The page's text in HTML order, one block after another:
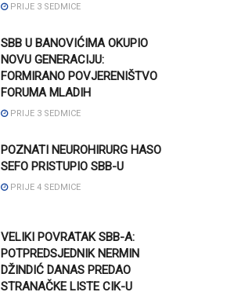
PRIJE 3 SEDMICE
SBB U BANOVIĆIMA OKUPIO
NOVU GENERACIJU:
FORMIRANO POVJERENIŠTVO
FORUMA MLADIH
PRIJE 3 SEDMICE
POZNATI NEUROHIRURG HASO
SEFO PRISTUPIO SBB-U
PRIJE 4 SEDMICE
VELIKI POVRATAK SBB-A:
POTPREDSJEDNIK NERMIN
DŽINDIĆ DANAS PREDAO
STRANAČKE LISTE CIK-U